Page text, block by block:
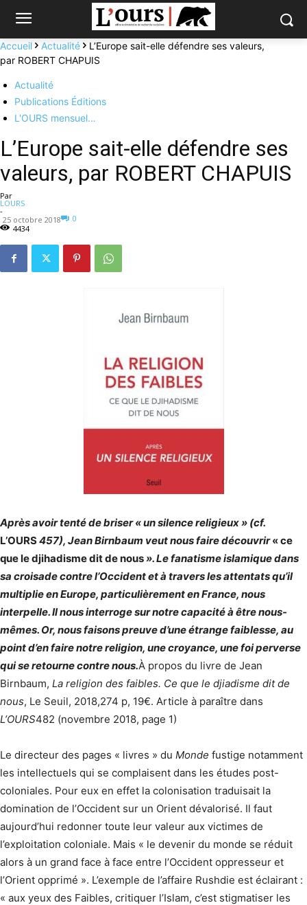
Accueil Actualité
L’Europe sait-elle défendre ses valeurs,
par ROBERT CHAPUIS
Actualité
Publications Éditions
L'OURS mensuel…
L’Europe sait-elle défendre ses
valeurs, par ROBERT CHAPUIS
Par
LOURS
-
25 octobre 2018
0
4434
Après avoir tenté de briser « un silence religieux » (cf.
L’OURS457), Jean Birnbaum veut nous faire découvrir« ce
que le djihadisme dit de nous». Le fanatisme islamique dans
sa croisade contre l’Occident et à travers les attentats qu’il
multiplie en Europe, particulièrement en France, nous
interpelle. Il nous interroge sur notre capacité à être nous-
mêmes. Or, nous faisons preuve d’une étrange faiblesse, au
point d’en faire notre religion, une croyance, une foi perverse
qui se retourne contre nous.À propos du livre de Jean
Birnbaum, La religion des faibles. Ce que le djiadisme dit de
nous, Le Seuil, 2018,274 p, 19€. Article à paraître dans
L’OURS482 (novembre 2018, page 1)
Le directeur des pages « livres » du Monde fustige notamment
les intellectuels qui se complaisent dans les études post-
coloniales. Pour eux en effet la colonisation traduisait la
domination de l’Occident sur un Orient dévalorisé. Il faut
aujourd’hui redonner toute leur valeur aux victimes de
l’exploitation coloniale. Mais « le devenir du monde se réduit
alors à un grand face à face entre l’Occident oppresseur et
l’Orient opprimé ». L’exemple de l’affaire Rushdie est éclairant :
« aux yeux des Faibles, critiquer l’Islam, c’est stigmatiser les